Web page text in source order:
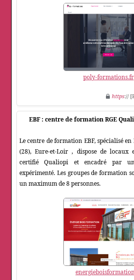
poly-formations.fr
https://
EBF : centre de formation RGE
Le centre de formation EBF, spécialisé
(28), Eure-et-Loir , dispose de locaux
certifié Qualiopi et encadré par
expérimenté. Les groupes de formation
un maximum de 8 personnes.